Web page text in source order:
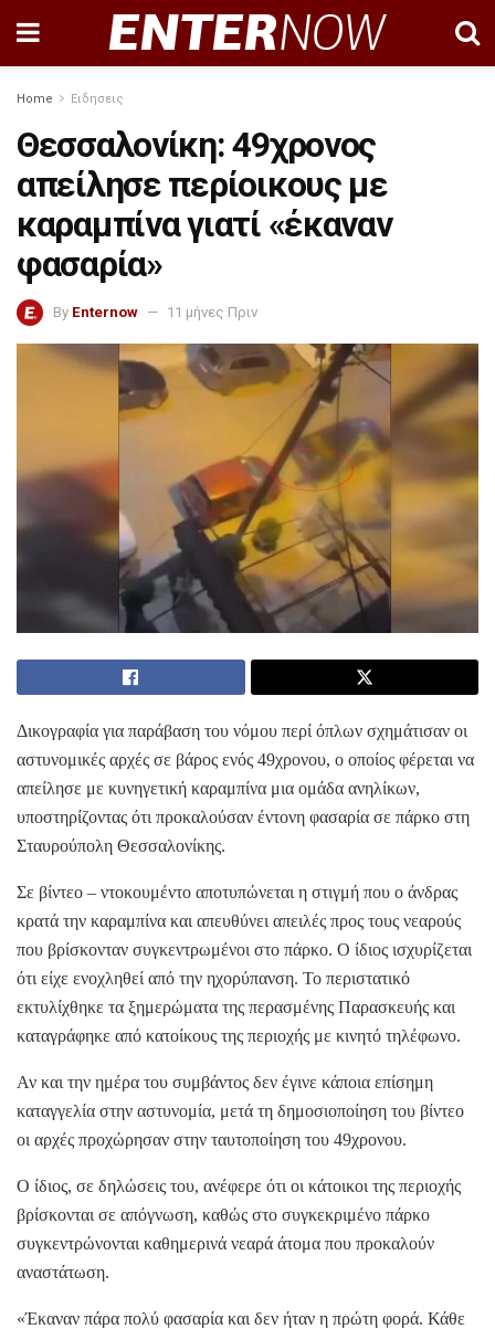
Home Ειδησεις
Θεσσαλονίκη: 49χρονος
απείλησε περίοικους με
καραμπίνα γιατί «έκαναν
φασαρία»
By Enternow 11 μήνες Πριν
Δικογραφία για παράβαση του νόμου περί όπλων σχημάτισαν οι
αστυνομικές αρχές σε βάρος ενός 49χρονου, ο οποίος φέρεται να
απείλησε με κυνηγετική καραμπίνα μια ομάδα ανηλίκων,
υποστηρίζοντας ότι προκαλούσαν έντονη φασαρία σε πάρκο στη
Σταυρούπολη Θεσσαλονίκης.
Σε βίντεο – ντοκουμέντο αποτυπώνεται η στιγμή που ο άνδρας
κρατά την καραμπίνα και απευθύνει απειλές προς τους νεαρούς
που βρίσκονταν συγκεντρωμένοι στο πάρκο. Ο ίδιος ισχυρίζεται
ότι είχε ενοχληθεί από την ηχορύπανση. Το περιστατικό
εκτυλίχθηκε τα ξημερώματα της περασμένης Παρασκευής και
καταγράφηκε από κατοίκους της περιοχής με κινητό τηλέφωνο.
Αν και την ημέρα του συμβάντος δεν έγινε κάποια επίσημη
καταγγελία στην αστυνομία, μετά τη δημοσιοποίηση του βίντεο
οι αρχές προχώρησαν στην ταυτοποίηση του 49χρονου.
Ο ίδιος, σε δηλώσεις του, ανέφερε ότι οι κάτοικοι της περιοχής
βρίσκονται σε απόγνωση, καθώς στο συγκεκριμένο πάρκο
συγκεντρώνονται καθημερινά νεαρά άτομα που προκαλούν
αναστάτωση.
«Έκαναν πάρα πολύ φασαρία και δεν ήταν η πρώτη φορά. Κάθε